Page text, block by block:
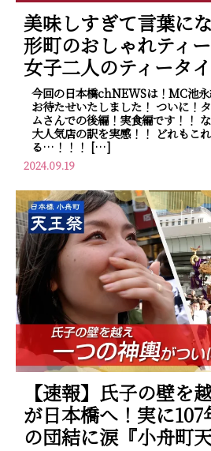
美味しすぎて言葉に
形町のおしゃれティ
女子二人のティータ
今回の日本橋chNEWSは！MC池永
お待たせいたしました！ ついに！
ムさんでの後編！実食編です！！
大人気店の訳を実感！！ どれもこ
る…！！！ […]
2024.09.19
【速報】氏子の壁を
が日本橋へ！実に
の団結に涙『小舟町